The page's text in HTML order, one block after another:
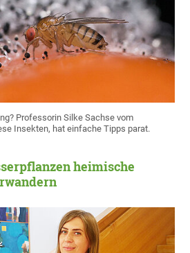
Professorin Silke Sachse vom
Insekten, hat einfache Tipps parat.
heimische